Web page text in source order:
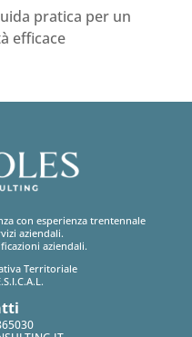
pratica per un
efficace
con esperienza trentennale
aziendali.
aziendali.
Territoriale